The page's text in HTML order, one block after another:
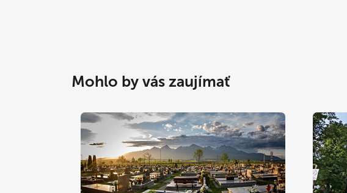
Mohlo by vás zaujímať